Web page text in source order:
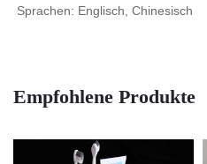
Sprachen: Englisch, Chinesisch
Empfohlene Produkte